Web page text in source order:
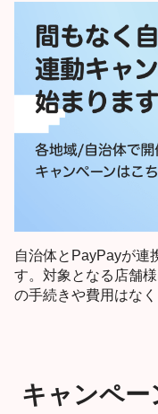
自治体とPayPayが連
す。対象となる店舗
の手続きや費用はな
キャンペー